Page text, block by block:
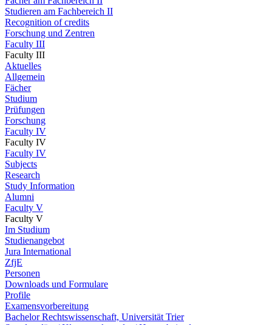
Studieren am Fachbereich II
Recognition of credits
Forschung und Zentren
Faculty III
Faculty III
Aktuelles
Allgemein
Fächer
Studium
Prüfungen
Forschung
Faculty IV
Faculty IV
Faculty IV
Subjects
Research
Study Information
Alumni
Faculty V
Faculty V
Im Studium
Studienangebot
Jura International
ZfjE
Personen
Downloads und Formulare
Profile
Examensvorbereitung
Bachelor Rechtswissenschaft, Universität Trier